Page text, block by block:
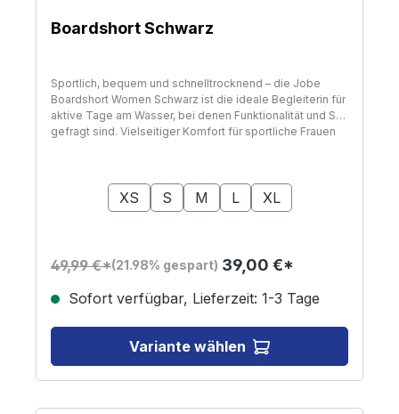
Boardshort Schwarz
Sportlich, bequem und schnelltrocknend – die Jobe
Boardshort Women Schwarz ist die ideale Begleiterin für
aktive Tage am Wasser, bei denen Funktionalität und Stil
gefragt sind. Vielseitiger Komfort für sportliche Frauen
Kordelzug sicher bei jeder Bewegung. Sie ist perfekt für
alle Wassersportarten geeignet – ob auf dem SUP,
Form, egal wie aktiv du bist. Technische Daten und
Lieferumfang Farbe: Schwarz (auch in Aqua Sky
erhältlich) Material: Elastisches, leichtes und
schnelltrocknendes Material Schnitt: Komfortabler
Schnitt für sportliche Aktivitäten Bund: Kordelzug im
Bund für sicheren Sitz Einsatzbereich: Ideal für alle
Wassersportarten
XS
S M L XL
49,99 €*(21.98% gespart) 39,00 €*
Sofort verfügbar, Lieferzeit: 1-3 Tage
Variante wählen